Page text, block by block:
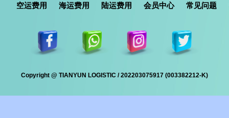
空运费用 海运费用 陆运费用 会员中心 常见问题
Copyright @ TIANYUN LOGISTIC / 202203075917 (003382212-K)